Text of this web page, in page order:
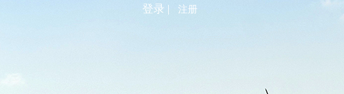
登录 | 注册